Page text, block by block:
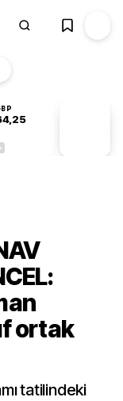
ortak
tatilindeki